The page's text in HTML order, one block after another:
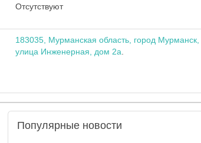
Отсутствуют
183035, Мурманская область, город Мурманск,
улица Инженерная, дом 2а
Популярныеновости